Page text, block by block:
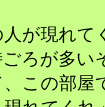
が現れて
ろが多い
この部屋